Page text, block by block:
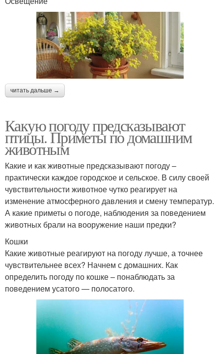
читать дальше →
Какую погоду предсказывают
птицы. Приметы по домашним
животным
Какие и как животные предсказывают погоду –
практически каждое городское и сельское. В силу своей
чувствительности животное чутко реагирует на
изменение атмосферного давления и смену температур.
А какие приметы о погоде, наблюдения за поведением
животных брали на вооружение наши предки?
Кошки
Какие животные реагируют на погоду лучше, а точнее
чувствительнее всех? Начнем с домашних. Как
определить погоду по кошке – понаблюдать за
поведением усатого — полосатого.